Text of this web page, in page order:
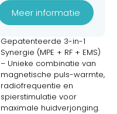
Meer informatie
Gepatenteerde 3-in-1
Synergie (MPE + RF + EMS)
– Unieke combinatie van
magnetische puls-warmte,
radiofrequentie en
spierstimulatie voor
maximale huidverjonging.